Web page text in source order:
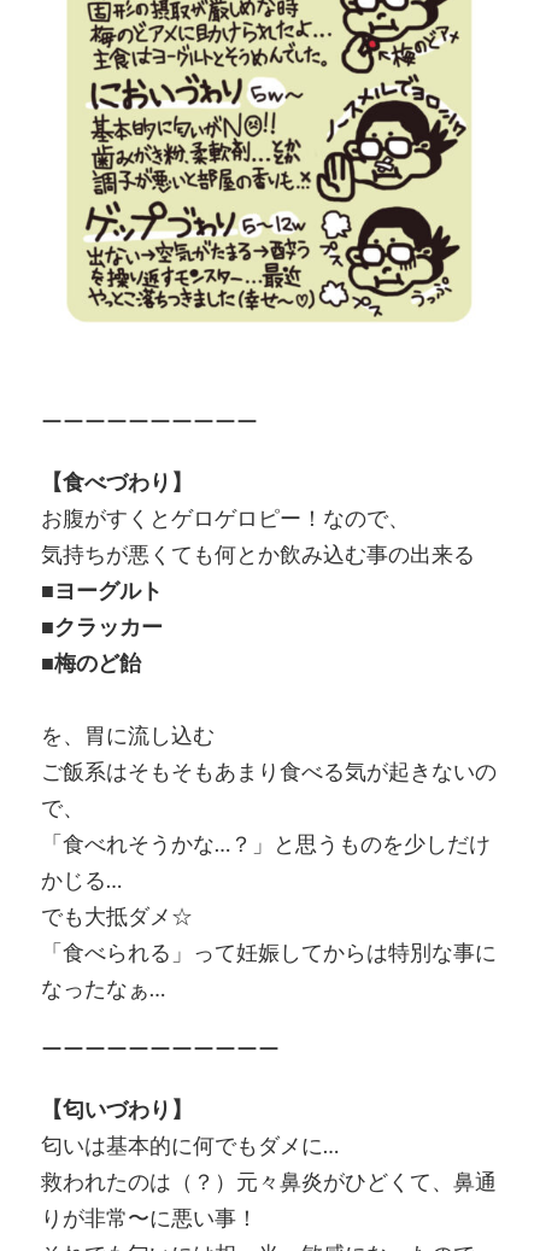
ーーーーーーーーーー
【食べづわり】
お腹がすくとゲロゲロピー！なので、
気持ちが悪くても何とか飲み込む事の出来る
■ヨーグルト
■クラッカー
■梅のど飴
を、胃に流し込む
ご飯系はそもそもあまり食べる気が起きないの
で、
「食べれそうかな…？」と思うものを少しだけ
かじる…
でも大抵ダメ☆
「食べられる」って妊娠してからは特別な事に
なったなぁ…
ーーーーーーーーーーー
【匂いづわり】
匂いは基本的に何でもダメに…
救われたのは（？）元々鼻炎がひどくて、鼻通
りが非常〜に悪い事！